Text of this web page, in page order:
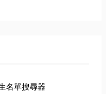
名單搜尋器